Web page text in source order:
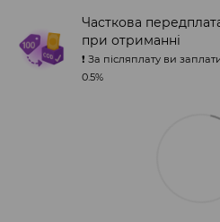
Часткова
при отриманні
❗️ За післяплату ви
0.5%